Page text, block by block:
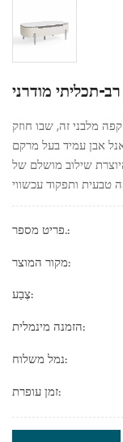
מלבני זה, שבו חוזק
אבן עמיד בעל מרקם
שילוב מושלם של
פריט מספר.:
מקור המוצר:
צֶבַע:
הזמנה מינמלית:
נמל משלוח:
זמן עופרת: